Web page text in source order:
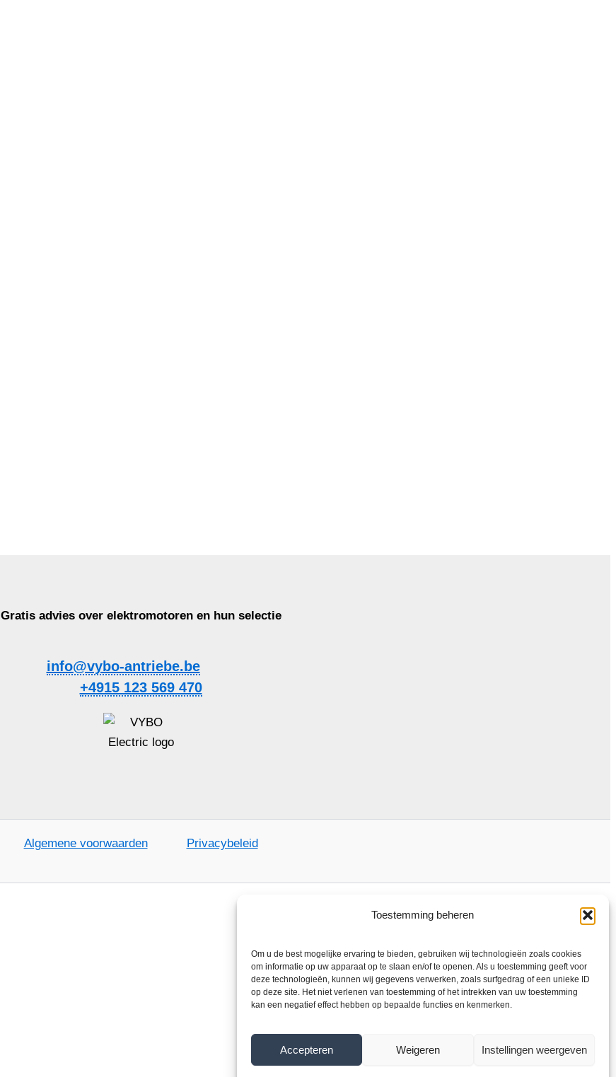
Toestemming beheren
Om u de best mogelijke ervaring te bieden, gebruiken wij technologieën zoals cookies
om informatie op uw apparaat op te slaan en/of te openen. Als u toestemming geeft voor
deze technologieën, kunnen wij gegevens verwerken, zoals surfgedrag of een unieke ID
op deze site. Het niet verlenen van toestemming of het intrekken van uw toestemming
kan een negatief effect hebben op bepaalde functies en kenmerken.
Accepteren Weigeren Instellingen weergeven
Gratis advies over elektromotoren en hun selectie
info@vybo-antriebe.be
+4915 123 569 470
Algemene voorwaarden Privacybeleid